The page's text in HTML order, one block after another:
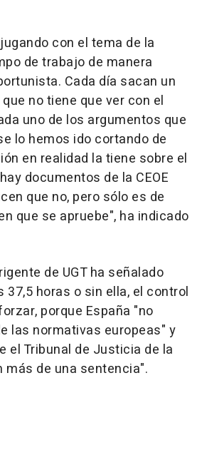
con el tema de la
de trabajo de manera
Cada día sacan un
no tiene que ver con el
uno de los argumentos que
lo hemos ido cortando de
en realidad la tiene sobre el
documentos de la CEOE
que no, pero sólo es de
que se apruebe", ha indicado
de UGT ha señalado
37,5 horas o sin ella, el control
porque España "no
las normativas europeas" y
el Tribunal de Justicia de la
más de una sentencia".